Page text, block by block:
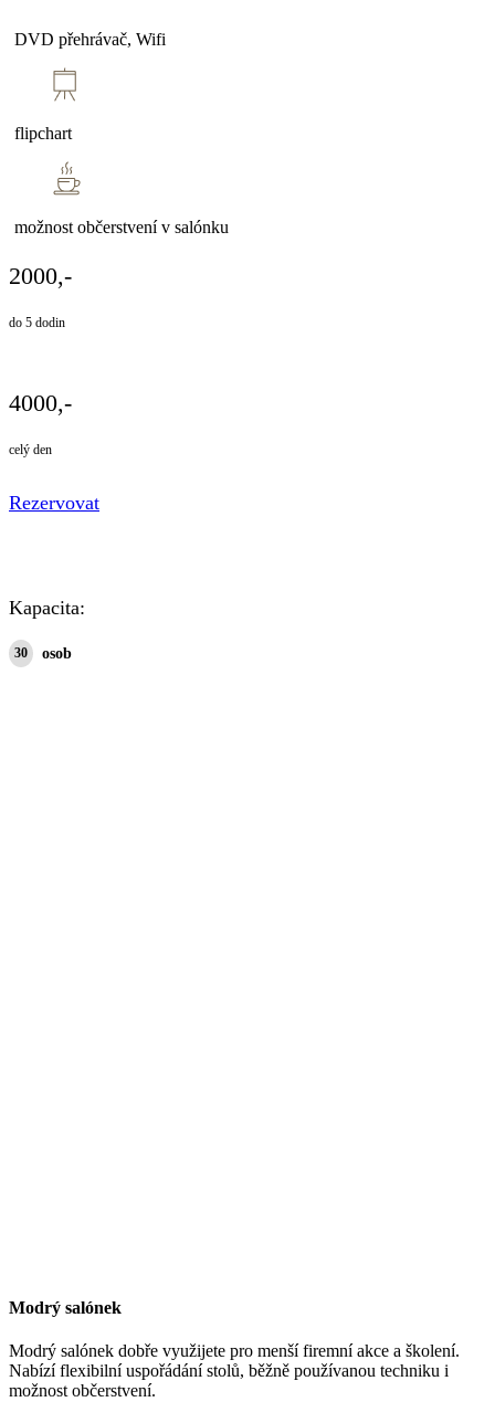
DVD přehrávač, Wifi
flipchart
možnost občerstvení v salónku
2000,-
do 5 dodin
4000,-
celý den
Rezervovat
Kapacita:
30 osob
Modrý salónek
Modrý salónek dobře využijete pro menší firemní akce a školení.
Nabízí flexibilní uspořádání stolů, běžně používanou techniku i
možnost občerstvení.